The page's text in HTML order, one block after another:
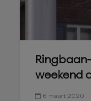
weekend
6 maart 2020